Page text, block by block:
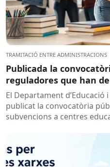
TRAMITACIÓ ENTRE ADMINISTRACIONS
Publicada la
reguladores que han
subvencions a centres
desenvolupament de
inserció, durant el curs
El Departament
publicat la convocatòria
subvencions a centres